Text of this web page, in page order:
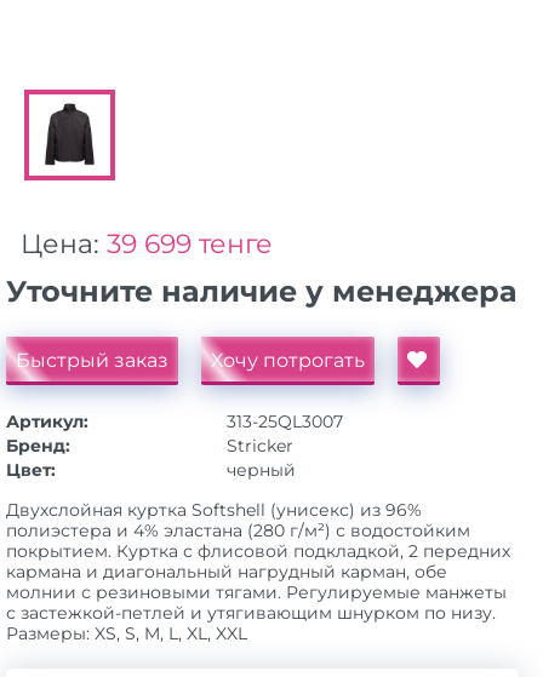
Цена: 39 699 тенге
Уточните наличие у менеджера
Быстрый заказ Хочу потрогать
Артикул:
313-25QL3007
Бренд:
Stricker
Цвет:
черный
Двухслойная куртка Softshell (унисекс) из 96%
полиэстера и 4% эластана (280 г/м²) с водостойким
покрытием. Куртка с флисовой подкладкой, 2 передних
кармана и диагональный нагрудный карман, обе
молнии с резиновыми тягами. Регулируемые манжеты
с застежкой-петлей и утягивающим шнурком по низу.
Размеры: XS, S, M, L, XL, XXL